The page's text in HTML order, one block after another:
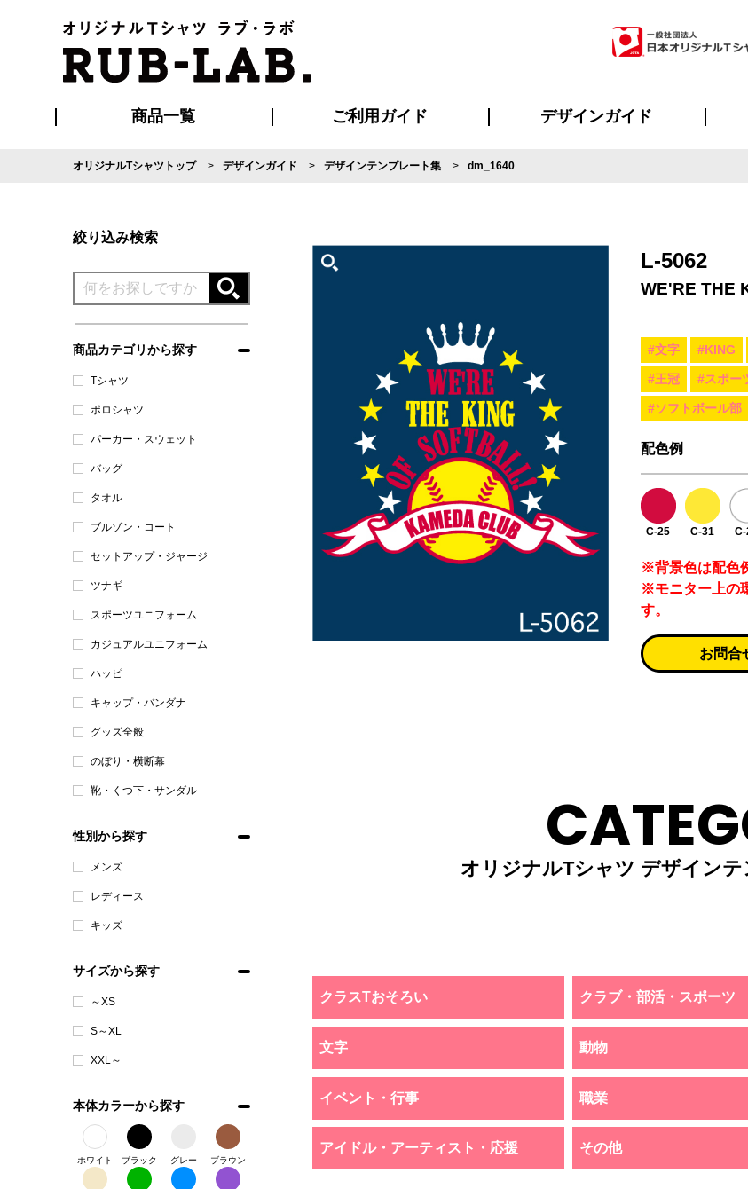
商品一覧 ご利用ガイド
ご利用ガイド
はじめての方へ
再注文の方へ
お支払い方法について
割引まとめページ
発送・特急サービスについて
版の保管期限について
マイページ会員のメリット
よくあるご質問
デザインガイド
オリジナルTシャツトップ デザインガイド デザインテンプレート集 dm_1640
絞り込み検索
商品カテゴリから探す
Tシャツ
ポロシャツ
パーカー・スウェット
バッグ
タオル
ブルゾン・コート
セットアップ・ジャージ
ツナギ
スポーツユニフォーム
カジュアルユニフォーム
ハッピ
キャップ・バンダナ
グッズ全般
のぼり・横断幕
靴・くつ下・サンダル
性別から探す
メンズ
レディース
キッズ
サイズから探す
～XS
S～XL
XXL～
本体カラーから探す
ホワイト ブラック グレー ブラウン
L-5062
WE'RE THE
#文字 #KING
#王冠 #スポー
#ソフトボール部
配色例
C-25 C-31
※背景色は配色
※モニター上の
す。
お問合
オリジナルTシャツ デザイン
クラスTおそろい クラブ・部活・スポーツ
文字 動物
イベント・行事 職業
アイドル・アーティスト・応援 その他